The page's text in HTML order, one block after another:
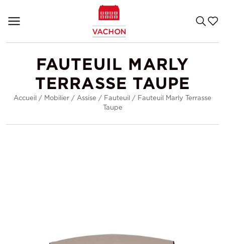
FAUTEUIL MARLY
TERRASSE TAUPE
Accueil / Mobilier / Assise / Fauteuil / Fauteuil Marly Terrasse
Taupe